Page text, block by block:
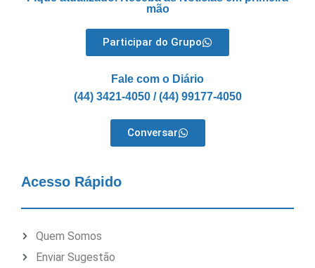
mão
Participar do Grupo
Fale com o Diário
(44) 3421-4050 / (44) 99177-4050
Conversar
Acesso Rápido
Quem Somos
Enviar Sugestão